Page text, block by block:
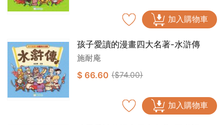
加入購物車
孩子愛讀的漫畫四大名著-水滸傳
施耐庵
$ 66.60 ($74.00)
加入購物車